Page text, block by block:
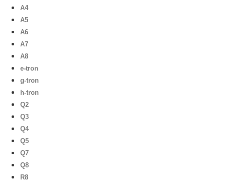
A4
A5
A6
A7
A8
e-tron
g-tron
h-tron
Q2
Q3
Q4
Q5
Q7
Q8
R8